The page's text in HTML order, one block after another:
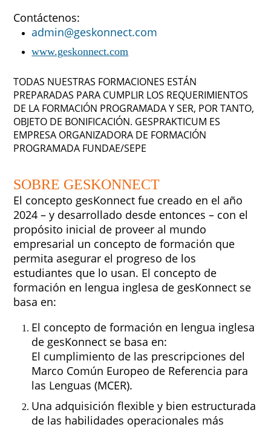
Contáctenos:
admin@geskonnect.com
www.geskonnect.com
TODAS NUESTRAS FORMACIONES ESTÁN
PREPARADAS PARA CUMPLIR LOS REQUERIMIENTOS
DE LA FORMACIÓN PROGRAMADA Y SER, POR TANTO,
OBJETO DE BONIFICACIÓN. GESPRAKTICUM ES
EMPRESA ORGANIZADORA DE FORMACIÓN
PROGRAMADA FUNDAE/SEPE
SOBRE GESKONNECT
El concepto gesKonnect fue creado en el año
2024 – y desarrollado desde entonces – con el
propósito inicial de proveer al mundo
empresarial un concepto de formación que
permita asegurar el progreso de los
estudiantes que lo usan. El concepto de
formación en lengua inglesa de gesKonnect se
basa en:
El concepto de formación en lengua inglesa
de gesKonnect se basa en:
El cumplimiento de las prescripciones del
Marco Común Europeo de Referencia para
las Lenguas (MCER).
Una adquisición flexible y bien estructurada
de las habilidades operacionales más